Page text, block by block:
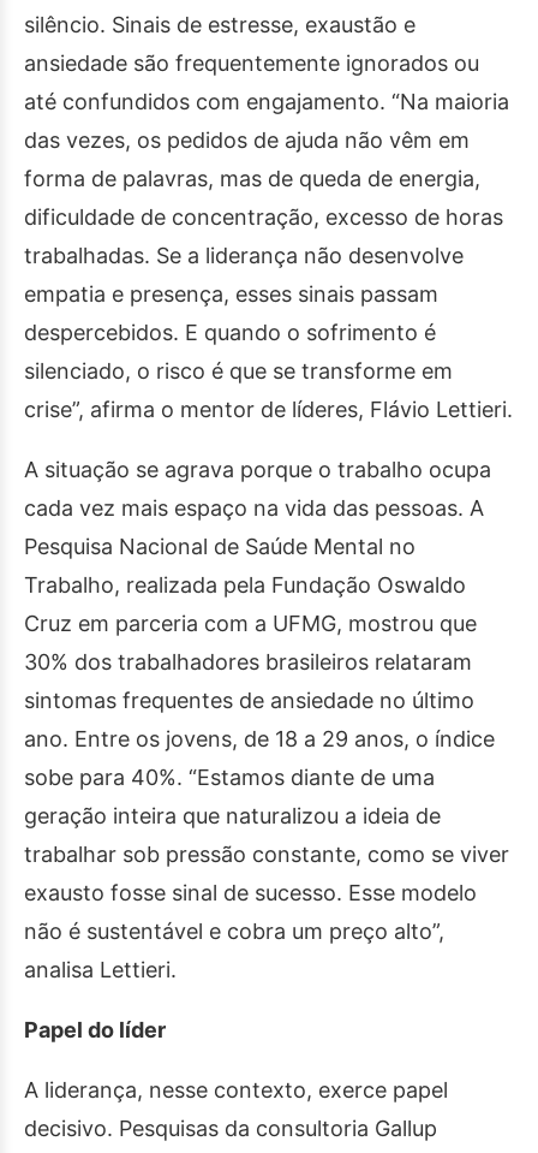
silêncio. Sinais de estresse, exaustão e
ansiedade são frequentemente ignorados ou
até confundidos com engajamento. “Na maioria
das vezes, os pedidos de ajuda não vêm em
forma de palavras, mas de queda de energia,
dificuldade de concentração, excesso de horas
trabalhadas. Se a liderança não desenvolve
empatia e presença, esses sinais passam
despercebidos. E quando o sofrimento é
silenciado, o risco é que se transforme em
crise”, afirma o mentor de líderes, Flávio Lettieri.
A situação se agrava porque o trabalho ocupa
cada vez mais espaço na vida das pessoas. A
Pesquisa Nacional de Saúde Mental no
Trabalho, realizada pela Fundação Oswaldo
Cruz em parceria com a UFMG, mostrou que
30% dos trabalhadores brasileiros relataram
sintomas frequentes de ansiedade no último
ano. Entre os jovens, de 18 a 29 anos, o índice
sobe para 40%. “Estamos diante de uma
geração inteira que naturalizou a ideia de
trabalhar sob pressão constante, como se viver
exausto fosse sinal de sucesso. Esse modelo
não é sustentável e cobra um preço alto”,
analisa Lettieri.
Papel do líder
A liderança, nesse contexto, exerce papel
decisivo. Pesquisas da consultoria Gallup